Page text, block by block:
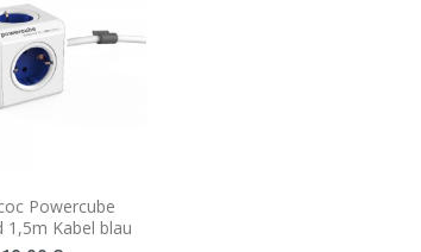
Powercube
1,5m Kabel blau